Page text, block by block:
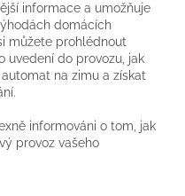
informace a umožňuje
domácích
můžete prohlédnout
uvedení do provozu, jak
na zimu a získat
informováni o tom, jak
provoz vašeho